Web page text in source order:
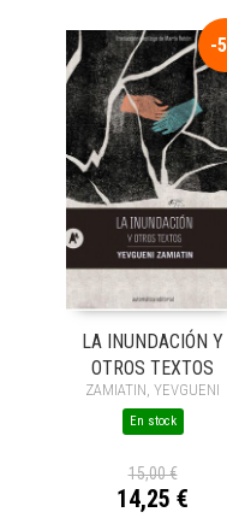
-
LA INUNDACIÓN Y
OTROS TEXTOS
ZAMIATIN, YEVGUENI
En stock
15,00 €
14,25 €